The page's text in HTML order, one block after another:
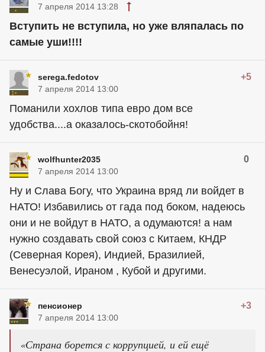
7 апреля 2014 13:28
Вступить не вступила, но уже вляпалась по
самые уши!!!!
serega.fedotov +5
7 апреля 2014 13:00
Поманили хохлов типа евро дом все
удобства....а оказалось-скотобойня!
wolfhunter2035 0
7 апреля 2014 13:00
Ну и Слава Богу, что Украина вряд ли войдет в
НАТО! Избавились от гада под боком, надеюсь
они и не войдут в НАТО, а одумаются! а нам
нужно создавать свой союз с Китаем, КНДР
(Северная Корея), Индией, Бразилией,
Венесуэлой, Ираном , Кубой и другими.
пенсионер +3
7 апреля 2014 13:00
«Страна борется с коррупцией, и ей ещё